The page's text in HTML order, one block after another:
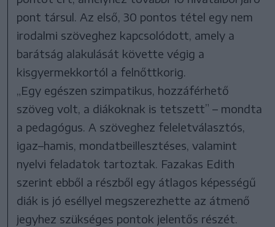
pont társul. Az első, 30 pontos tétel egy nem
irodalmi szöveghez kapcsolódott, amely a
barátság alakulását követte végig a
kisgyermekkortól a felnőttkorig.
„Egy egészen szimpatikus, hozzáférhető
szöveg volt, a diákoknak is tetszett” – mondta
a pedagógus. A szöveghez feleletválasztós,
igaz–hamis, mondatbeillesztéses, valamint
nyelvi feladatok tartoztak. Fazakas Edith
szerint ebből a részből egy átlagos képességű
diák is jó eséllyel megszerezhette az átmenő
jegyhez szükséges pontok jelentős részét.